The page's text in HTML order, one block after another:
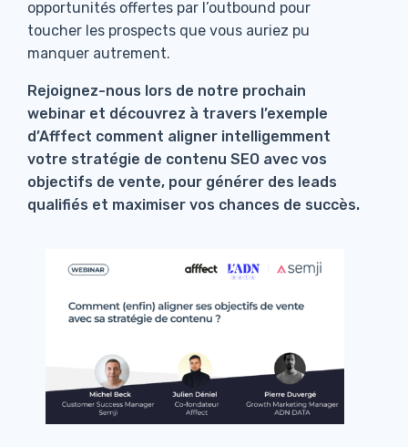
opportunités offertes par l’outbound pour
toucher les prospects que vous auriez pu
manquer autrement.
Rejoignez-nous lors de notre prochain
webinar et découvrez à travers l’exemple
d’Afffect comment aligner intelligemment
votre stratégie de contenu SEO avec vos
objectifs de vente, pour générer des leads
qualifiés et maximiser vos chances de succès.